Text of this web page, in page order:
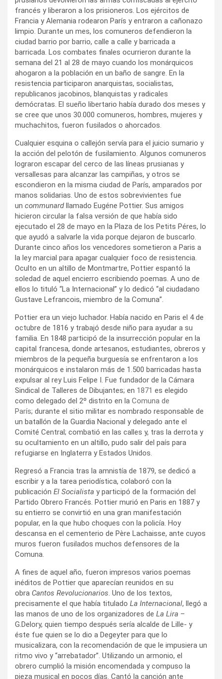
francés y liberaron a los prisioneros. Los ejércitos de
Francia y Alemania rodearon París y entraron a cañonazo
limpio. Durante un mes, los comuneros defendieron la
ciudad barrio por barrio, calle a calle y barricada a
barricada. Los combates finales ocurrieron durante la
semana del 21 al 28 de mayo cuando los monárquicos
ahogaron a la población en un baño de sangre. En la
resistencia participaron anarquistas, socialistas,
republicanos jacobinos, blanquistas y radicales
demócratas. El sueño libertario había durado dos meses y
se cree que unos 30.000 comuneros, hombres, mujeres y
muchachitos, fueron fusilados o ahorcados.
Cualquier esquina o callejón servía para el juicio sumario y
la acción del pelotón de fusilamiento. Algunos comuneros
lograron escapar del cerco de las líneas prusianas y
versallesas para alcanzar las campiñas, y otros se
escondieron en la misma ciudad de París, amparados por
manos solidarias. Uno de estos sobrevivientes fue
un communardllamado Eugéne Pottier. Sus amigos
hicieron circular la falsa versión de que había sido
ejecutado el 28 de mayo en la Plaza de los Petits Péres, lo
que ayudó a salvarle la vida porque dejaron de buscarlo.
Durante cinco años los vencedores sometieron a Paris a
la ley marcial para apagar cualquier foco de resistencia.
Oculto en un altillo de Montmartre, Pottier espantó la
soledad de aquel encierro escribiendo poemas. A uno de
ellos lo tituló “La Internacional” y lo dedicó “al ciudadano
Gustave Lefrancois, miembro de la Comuna”.
Pottier era un viejo luchador. Había nacido en Paris el 4 de
octubre de 1816 y trabajó desde niño para ayudar a su
familia. En 1848 participó de la insurrección popular en la
capital francesa, donde artesanos, estudiantes, obreros y
miembros de la pequeña burguesía se enfrentaron a los
monárquicos e instalaron más de 1.500 barricadas hasta
expulsar al rey Luis Felipe I. Fue fundador de la Cámara
Sindical de Talleres de Dibujantes; en 1871 es elegido
como delegado del 2º distrito en la Comuna de
París; durante el sitio militar es nombrado responsable de
un batallón de la Guardia Nacional y delegado ante el
Comité Central; combatió en las calles y, tras la derrota y
su ocultamiento en un altillo, pudo salir del país para
refugiarse en Inglaterra y Estados Unidos.
Regresó a Francia tras la amnistía de 1879, se dedicó a
escribir y a la tarea periodística, colaboró con la
publicación El Socialista y participó de la formación del
Partido Obrero Francés. Pottier murió en Paris en 1887 y
su entierro se convirtió en una gran manifestación
popular, en la que hubo choques con la policía. Hoy
descansa en el cementerio de Père Lachaisse, ante cuyos
muros fueron fusilados muchos defensores de la
Comuna.
A fines de aquel año, fueron impresos varios poemas
inéditos de Pottier que aparecían reunidos en su
obra Cantos Revolucionarios. Uno de los textos,
precisamente el que había titulado La Internacional, llegó a
las manos de uno de los organizadores de La Lira –
G.Delory, quien tiempo después sería alcalde de Lille- y
éste fue quien se lo dio a Degeyter para que lo
musicalizara, con la recomendación de que le impusiera un
ritmo vivo y “arrebatador”. Utilizando un armonio, el
obrero cumplió la misión encomendada y compuso la
pieza musical en pocos días. Cantó la canción ante